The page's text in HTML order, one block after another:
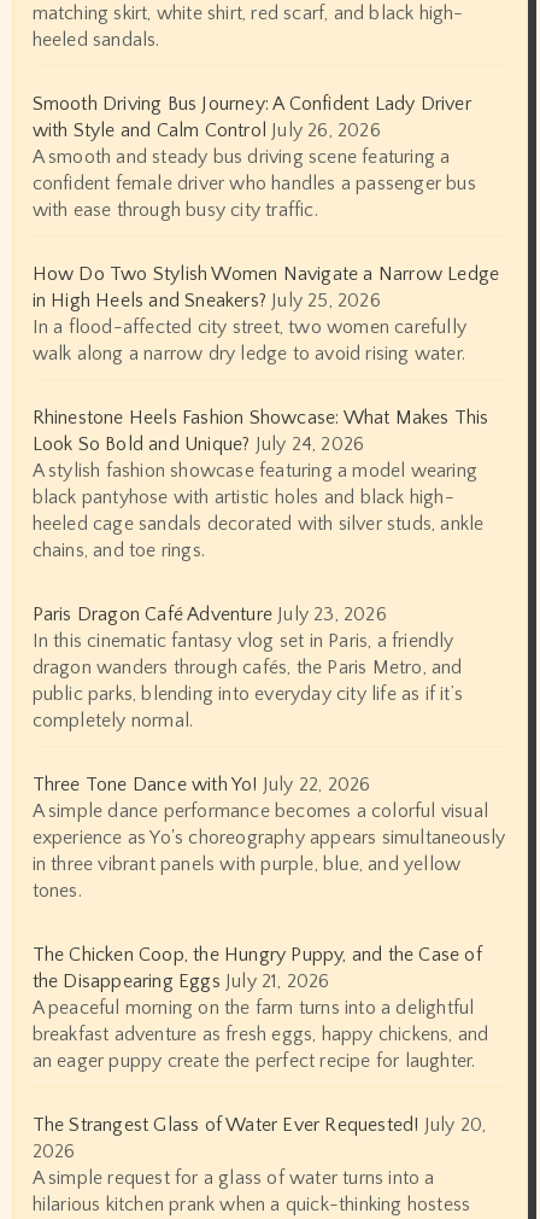
matching skirt, white shirt, red scarf, and black high-
heeled sandals.
Smooth Driving Bus Journey: A Confident Lady Driver
with Style and Calm Control July 26, 2026
A smooth and steady bus driving scene featuring a
confident female driver who handles a passenger bus
with ease through busy city traffic.
How Do Two Stylish Women Navigate a Narrow Ledge
in High Heels and Sneakers? July 25, 2026
In a flood-affected city street, two women carefully
walk along a narrow dry ledge to avoid rising water.
Rhinestone Heels Fashion Showcase: What Makes This
Look So Bold and Unique? July 24, 2026
A stylish fashion showcase featuring a model wearing
black pantyhose with artistic holes and black high-
heeled cage sandals decorated with silver studs, ankle
chains, and toe rings.
Paris Dragon Café Adventure July 23, 2026
In this cinematic fantasy vlog set in Paris, a friendly
dragon wanders through cafés, the Paris Metro, and
public parks, blending into everyday city life as if it’s
completely normal.
Three Tone Dance with Yo! July 22, 2026
A simple dance performance becomes a colorful visual
experience as Yo's choreography appears simultaneously
in three vibrant panels with purple, blue, and yellow
tones.
The Chicken Coop, the Hungry Puppy, and the Case of
the Disappearing Eggs July 21, 2026
A peaceful morning on the farm turns into a delightful
breakfast adventure as fresh eggs, happy chickens, and
an eager puppy create the perfect recipe for laughter.
The Strangest Glass of Water Ever Requested! July 20,
2026
A simple request for a glass of water turns into a
hilarious kitchen prank when a quick-thinking hostess